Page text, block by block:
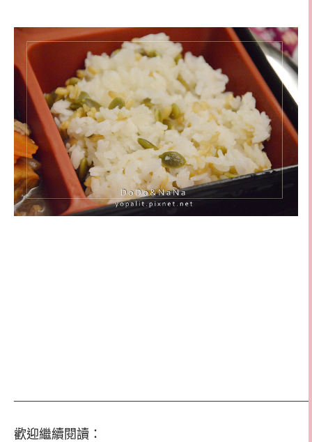
歡迎繼續閱讀：